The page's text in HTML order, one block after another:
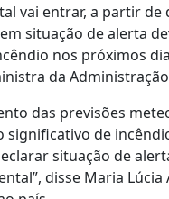
vai entrar, a partir de
situação de alerta
nos próximos
da
das previsões
significativo de
situação de
disse Maria Lúcia